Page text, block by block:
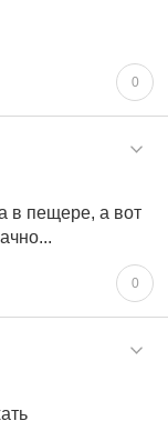
0
в пещере, а вот
0